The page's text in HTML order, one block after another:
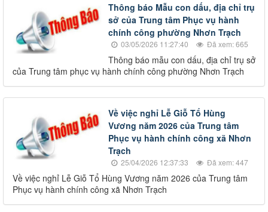
Thông báo Mẫu con dấu, địa chỉ trụ
sở của Trung tâm Phục vụ hành
chính công phường Nhơn Trạch
03/05/2026 11:27:40 Đã xem: 665
Thông báo mẫu con dấu, địa chỉ trụ sở
của Trung tâm phục vụ hành chính công phường Nhơn Trạch
Về việc nghỉ Lễ Giỗ Tổ Hùng
Vương năm 2026 của Trung tâm
Phục vụ hành chính công xã Nhơn
Trạch
25/04/2026 12:37:33 Đã xem: 447
Về việc nghỉ Lễ Giỗ Tổ Hùng Vương năm 2026 của Trung tâm
Phục vụ hành chính công xã Nhơn Trạch